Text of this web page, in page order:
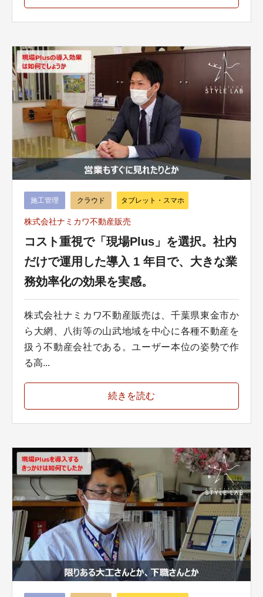
施工管理 クラウド タブレット・スマホ
株式会社ナミカワ不動産販売
コスト重視で「現場Plus」を選択。社内
だけで運用した導入 1 年目で、大きな業
務効率化の効果を実感。
株式会社ナミカワ不動産販売は、千葉県東金市か
ら大網、八街等の山武地域を中心に各種不動産を
扱う不動産会社である。ユーザー本位の姿勢で作
る高...
続きを読む